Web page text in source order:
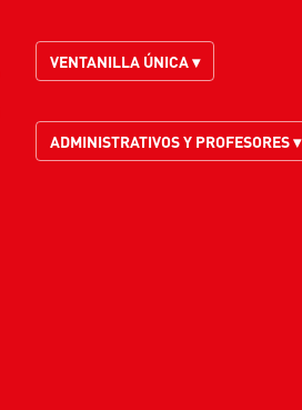
VENTANILLA ÚNICA ▾
ADMINISTRATIVOS Y PROFESORES ▾